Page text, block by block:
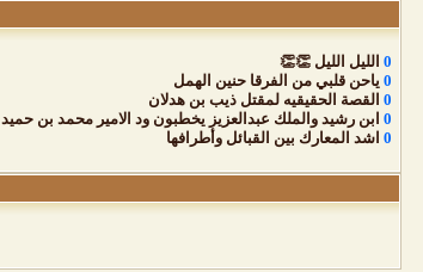
0 الليل الليل 👏👏
0 ياحن قلبي من الفرقا حنين الهمل
0 القصة الحقيقيه لمقتل ذيب بن هدلان
0 ابن رشيد والملك عبدالعزيز يخطبون ود الامير محمد بن حميد
0 اشد المعارك بين القبائل وأطرافها